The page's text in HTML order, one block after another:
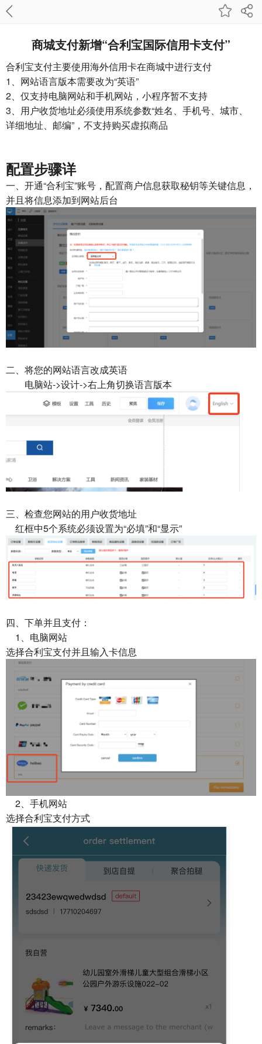
商城支付新增“合利宝国际信用卡支付”
合利宝支付主要使用海外信用卡在商城中进行支付
1、网站语言版本需要改为“英语”
2、仅支持电脑网站和手机网站， 小程序暂不支持
3、用户收货地址必须使用系统参数“姓名、手机号、城市、
详细地址、邮编”，不支持购买虚拟商品
配置步骤详
一、开通“合利宝”账号，配置商户信息获取秘钥等关键信息，
并且将信息添加到网站后台
二、将您的网站语言改成英语
电脑站->设计->右上角切换语言版本
三、检查您网站的用户收货地址
红框中5个系统必须设置为“必填”和“显示”
四、下单并且支付：
1、电脑网站
选择合利宝支付并且输入卡信息
2、手机网站
选择合利宝支付方式